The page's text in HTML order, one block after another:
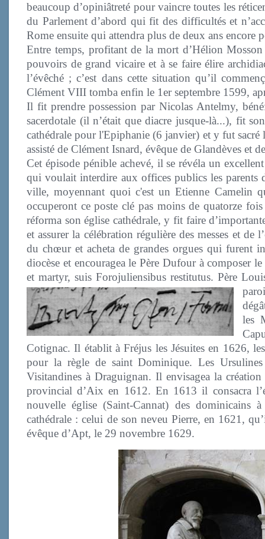
beaucoup d’opiniâtreté pour vaincre toutes les
du Parlement d’abord qui fit des difficultés et
Rome ensuite qui attendra plus de deux ans encore
Entre temps, profitant de la mort d’Hélion
pouvoirs de grand vicaire et à se faire élire
l’évêché ; c’est dans cette situation qu’il
Clément VIII tomba enfin le 1er septembre 1599,
Il fit prendre possession par Nicolas Antelmy,
sacerdotale (il n’était que diacre jusque-là...), fit
cathédrale pour l'Epiphanie (6 janvier) et y fut
assisté de Clément Isnard, évêque de Glandèves et
Cet épisode pénible achevé, il se révéla un
qui voulait interdire aux offices publics les parents
ville, moyennant quoi c'est un Etienne Camelin
occuperont ce poste clé pas moins de quatorze
réforma son église cathédrale, y fit faire
et assurer la célébration régulière des messes et
du chœur et acheta de grandes orgues qui furent
diocèse et encouragea le Père Dufour à composer
et martyr, suis Forojuliensibus restitutus. Père
les
Cotignac. Il établit à Fréjus les Jésuites en 1626,
pour la règle de saint Dominique. Les
Visitandines à Draguignan. Il envisagea la
provincial d’Aix en 1612. En 1613 il consacra
nouvelle église (Saint-Cannat) des dominicains
cathédrale : celui de son neveu Pierre, en 1621,
évêque d’Apt, le 29 novembre 1629.